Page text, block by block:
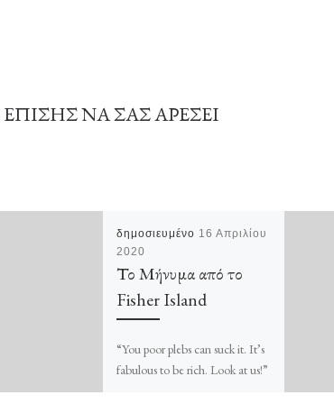
ΝΑ ΣΑΣ ΑΡΈΣΕΙ
δημοσιευμένο 16 Απριλίου
2020
Το Μήνυμα από το
Fisher Island
“You poor plebs can suck it. It’s
fabulous to be rich. Look at us!”